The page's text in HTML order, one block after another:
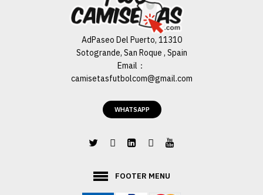
AdPaseo Del Puerto, 11310
Sotogrande, San Roque , Spain
Email：
camisetasfutbolcom@gmail.com
WHATSAPP
FOOTER MENU